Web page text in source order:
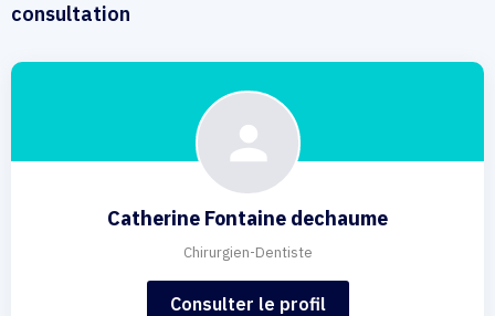
consultation
Catherine Fontaine dechaume
Chirurgien-Dentiste
Consulter le profil